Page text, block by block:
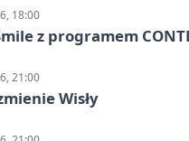
18:00
z programem
21:00
Wisły